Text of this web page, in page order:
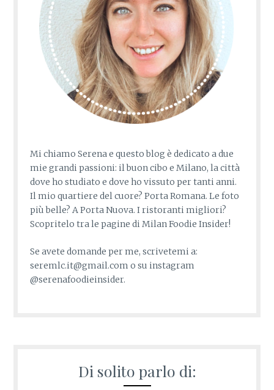
Mi chiamo Serena e questo blog è dedicato a due
mie grandi passioni: il buon cibo e Milano, la città
dove ho studiato e dove ho vissuto per tanti anni.
Il mio quartiere del cuore? Porta Romana. Le foto
più belle? A Porta Nuova. I ristoranti migliori?
Scopritelo tra le pagine di Milan Foodie Insider!
Se avete domande per me, scrivetemi a:
seremlc.it@gmail.com o su instagram
@serenafoodieinsider.
Di solito parlo di: